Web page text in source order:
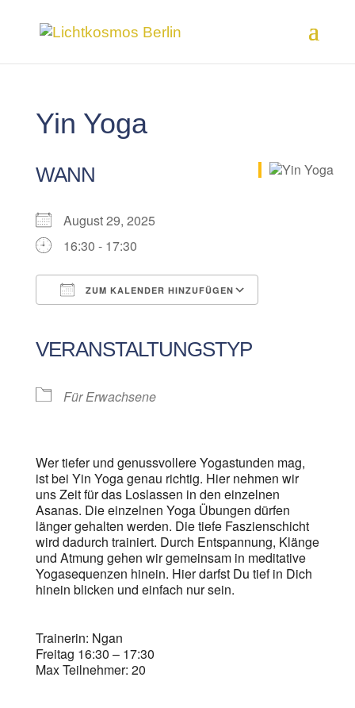
Yin Yoga
WANN
August 29, 2025
16:30 - 17:30
ZUM KALENDER HINZUFÜGEN
VERANSTALTUNGSTYP
Für Erwachsene
Wer tiefer und genussvollere Yogastunden mag,
ist bei Yin Yoga genau richtig. Hier nehmen wir
uns Zeit für das Loslassen in den einzelnen
Asanas. Die einzelnen Yoga Übungen dürfen
länger gehalten werden. Die tiefe Faszienschicht
wird dadurch trainiert. Durch Entspannung, Klänge
und Atmung gehen wir gemeinsam in meditative
Yogasequenzen hinein. Hier darfst Du tief in Dich
hinein blicken und einfach nur sein.
Trainerin: Ngan
Freitag 16:30 – 17:30
Max Teilnehmer: 20